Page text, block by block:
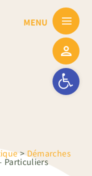
Ouvrir la
>Démarches
Particuliers